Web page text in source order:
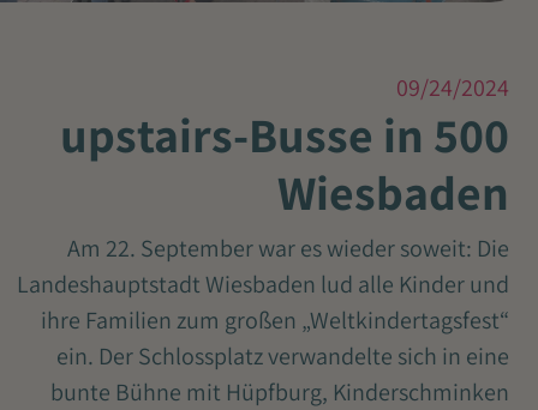
09/24/2024
500 upstairs-Busse in
Wiesbaden
Am 22. September war es wieder soweit: Die
Landeshauptstadt Wiesbaden lud alle Kinder und
ihre Familien zum großen „Weltkindertagsfest“
ein. Der Schlossplatz verwandelte sich in eine
bunte Bühne mit Hüpfburg, Kinderschminken